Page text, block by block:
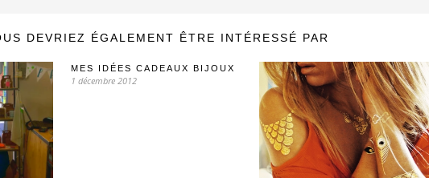
DEVRIEZ ÉGALEMENT ÊTRE INTÉRESSÉ PAR
MES IDÉES CADEAUX BIJOUX
1 décembre 2012